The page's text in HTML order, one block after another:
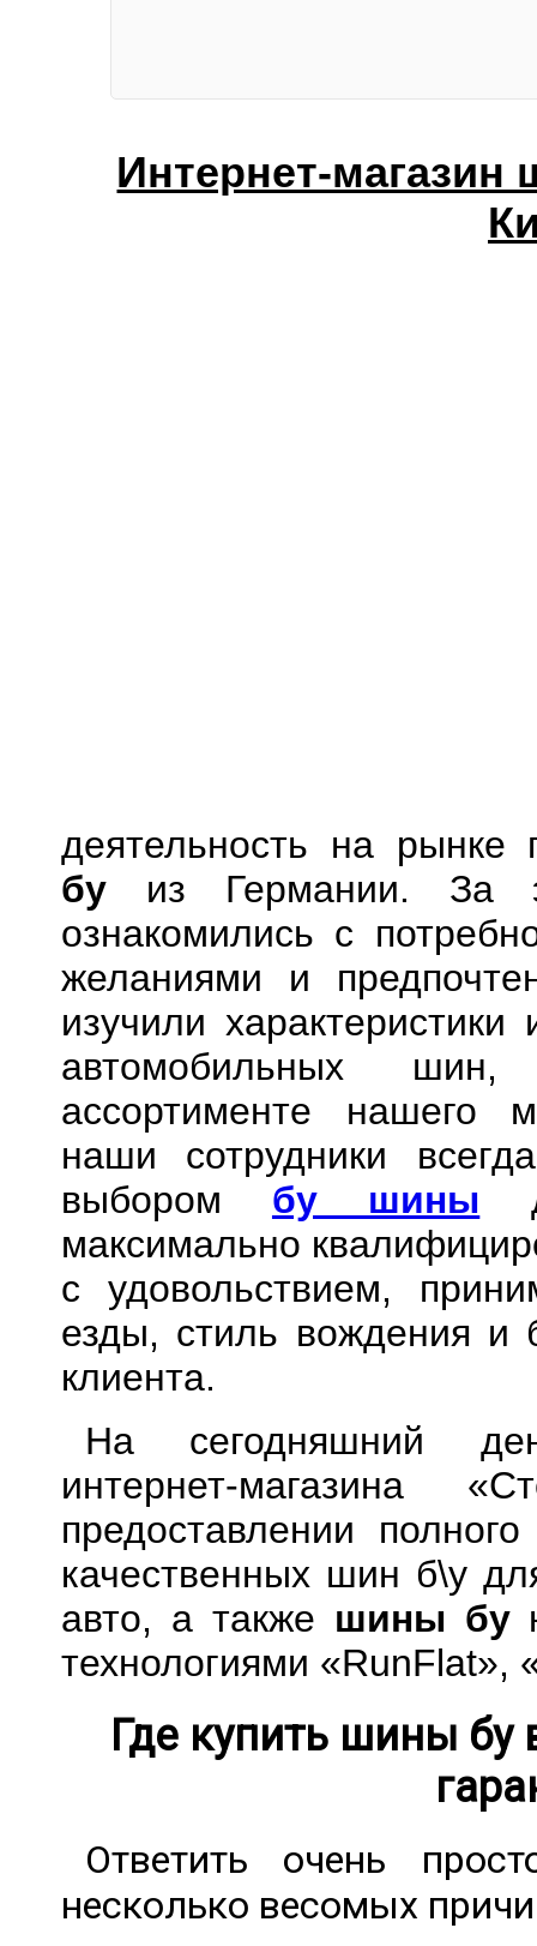
Интернет-магазин
деятельность на
буиз Германии. За
ознакомились с
желаниями и
изучили
автомобильных
ассортименте нашего
наши сотрудники
выбором бу шины
максимально
с удовольствием,
езды, стиль вождения и
клиента.
На сегодняшний
интернет-магазина
предоставлении
качественных шин б\у
авто, а также шины бу
технологиями «RunFlat»,
Где купить шины бу
Ответить очень
несколько весомых